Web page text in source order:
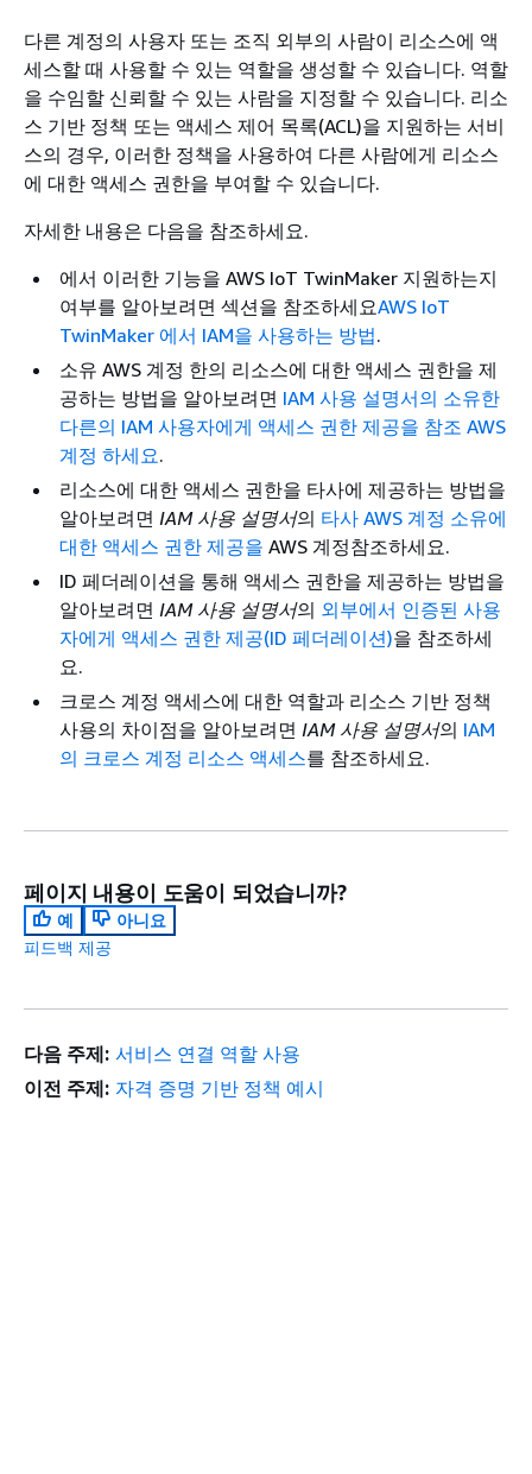
다른 계정의 사용자 또는 조직 외부의 사람이 리소스에 액
세스할 때 사용할 수 있는 역할을 생성할 수 있습니다. 역할
을 수임할 신뢰할 수 있는 사람을 지정할 수 있습니다. 리소
스 기반 정책 또는 액세스 제어 목록(ACL)을 지원하는 서비
스의 경우, 이러한 정책을 사용하여 다른 사람에게 리소스
에 대한 액세스 권한을 부여할 수 있습니다.
자세한 내용은 다음을 참조하세요.
에서 이러한 기능을 AWS IoT TwinMaker 지원하는지
여부를 알아보려면 섹션을 참조하세요AWS IoT
TwinMaker 에서 IAM을 사용하는 방법.
소유 AWS 계정 한의 리소스에 대한 액세스 권한을 제
공하는 방법을 알아보려면 IAM 사용 설명서의 소유한
다른의 IAM 사용자에게 액세스 권한 제공을 참조 AWS
계정 하세요.
리소스에 대한 액세스 권한을 타사에 제공하는 방법을
알아보려면 IAM 사용 설명서의 타사 AWS 계정 소유에
대한 액세스 권한 제공을 AWS 계정참조하세요.
ID 페더레이션을 통해 액세스 권한을 제공하는 방법을
알아보려면 IAM 사용 설명서의 외부에서 인증된 사용
자에게 액세스 권한 제공(ID 페더레이션)을 참조하세
요.
크로스 계정 액세스에 대한 역할과 리소스 기반 정책
사용의 차이점을 알아보려면 IAM 사용 설명서의 IAM
의 크로스 계정 리소스 액세스를 참조하세요.
페이지 내용이 도움이 되었습니까?
예
아니요
피드백 제공
다음 주제: 서비스 연결 역할 사용
이전 주제: 자격 증명 기반 정책 예시